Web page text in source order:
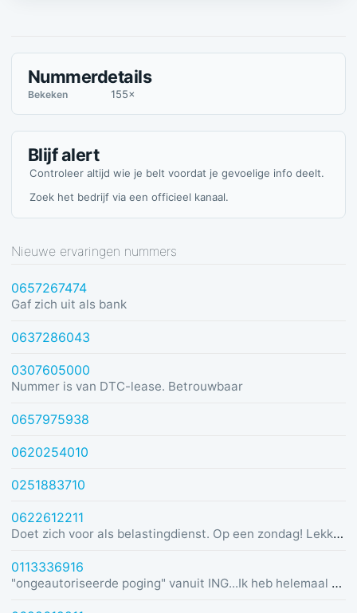
Nummerdetails
Bekeken 155×
Blijf alert
Controleer altijd wie je belt voordat je gevoelige info deelt.
Zoek het bedrijf via een officieel kanaal.
Nieuwe ervaringen nummers
0657267474
Gaf zich uit als bank
0637286043
0307605000
Nummer is van DTC-lease. Betrouwbaar
0657975938
0620254010
0251883710
0622612211
Doet zich voor als belastingdienst. Op een zondag! Lekker dom
0113336916
"ongeautoriseerde poging" vanuit ING...Ik heb helemaal geen rekening bij ING :)